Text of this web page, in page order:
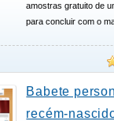
amostras gratuito de
para concluir com o
Babete
recém-